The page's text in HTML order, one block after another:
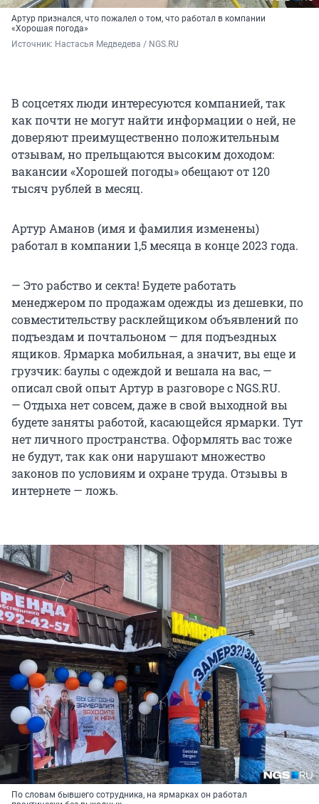
Артур признался, что пожалел о том, что работал в компании
«Хорошая погода»
Источник: Настасья Медведева / NGS.RU
В соцсетях люди интересуются компанией, так
как почти не могут найти информации о ней, не
доверяют преимущественно положительным
отзывам, но прельщаются высоким доходом:
вакансии «Хорошей погоды» обещают от 120
тысяч рублей в месяц.
Артур Аманов (имя и фамилия изменены)
работал в компании 1,5 месяца в конце 2023 года.
— Это рабство и секта! Будете работать
менеджером по продажам одежды из дешевки, по
совместительству расклейщиком объявлений по
подъездам и почтальоном — для подъездных
ящиков. Ярмарка мобильная, а значит, вы еще и
грузчик: баулы с одеждой и вешала на вас, —
описал свой опыт Артур в разговоре с NGS.RU.
— Отдыха нет совсем, даже в свой выходной вы
будете заняты работой, касающейся ярмарки. Тут
нет личного пространства. Оформлять вас тоже
не будут, так как они нарушают множество
законов по условиям и охране труда. Отзывы в
интернете — ложь.
По словам бывшего сотрудника, на ярмарках он работал